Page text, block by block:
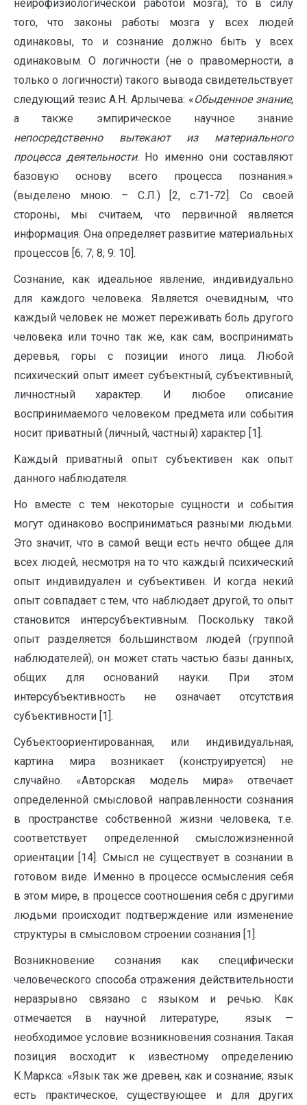
нейрофизиологической работой мозга), то в силу
того, что законы работы мозга у всех людей
одинаковы, то и сознание должно быть у всех
одинаковым. О логичности (не о правомерности, а
только о логичности) такого вывода свидетельствует
следующий тезис А.Н. Арлычева: «Обыденное знание,
а также эмпирическое научное знание
непосредственно вытекают из материального
процесса деятельности. Но именно они составляют
базовую основу всего процесса познания.»
(выделено мною. – С.Л.) [2, с.71-72]. Со своей
стороны, мы считаем, что первичной является
информация. Она определяет развитие материальных
процессов [6; 7; 8; 9: 10].
Сознание, как идеальное явление, индивидуально
для каждого человека. Является очевидным, что
каждый человек не может переживать боль другого
человека или точно так же, как сам, воспринимать
деревья, горы с позиции иного лица. Любой
психический опыт имеет субъектный, субъективный,
личностный характер. И любое описание
воспринимаемого человеком предмета или события
носит приватный (личный, частный) характер [1].
Каждый приватный опыт субъективен как опыт
данного наблюдателя.
Но вместе с тем некоторые сущности и события
могут одинаково восприниматься разными людьми.
Это значит, что в самой вещи есть нечто общее для
всех людей, несмотря на то что каждый психический
опыт индивидуален и субъективен. И когда некий
опыт совпадает с тем, что наблюдает другой, то опыт
становится интерсубъективным. Поскольку такой
опыт разделяется большинством людей (группой
наблюдателей), он может стать частью базы данных,
общих для оснований науки. При этом
интерсубъективность не означает отсутствия
субъективности [1].
Субъектоориентированная, или индивидуальная,
картина мира возникает (конструируется) не
случайно. «Авторская модель мира» отвечает
определенной смысловой направленности сознания
в пространстве собственной жизни человека, т.е.
соответствует определенной смысложизненной
ориентации [14]. Смысл не существует в сознании в
готовом виде. Именно в процессе осмысления себя
в этом мире, в процессе соотношения себя с другими
людьми происходит подтверждение или изменение
структуры в смысловом строении сознания [1].
Возникновение сознания как специфически
человеческого способа отражения действитель­ности
неразрывно связано с языком и речью. Как
отмечается в научной литературе, язык —
необходимое ус­ловие возникновения сознания. Такая
позиция восходит к известному определению
К.Маркса: «Язык так же древен, как и сознание; язык
есть практическое, существующее и для дру­гих